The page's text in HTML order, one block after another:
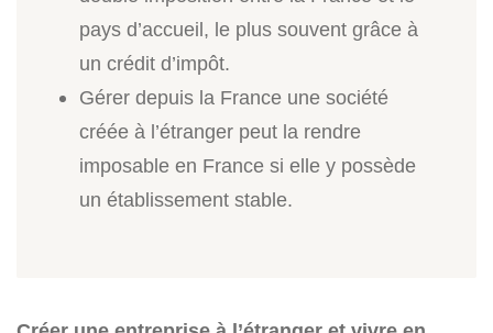
pays d’accueil, le plus souvent grâce à
un crédit d’impôt.
Gérer depuis la France une société
créée à l’étranger peut la rendre
imposable en France si elle y possède
un établissement stable.